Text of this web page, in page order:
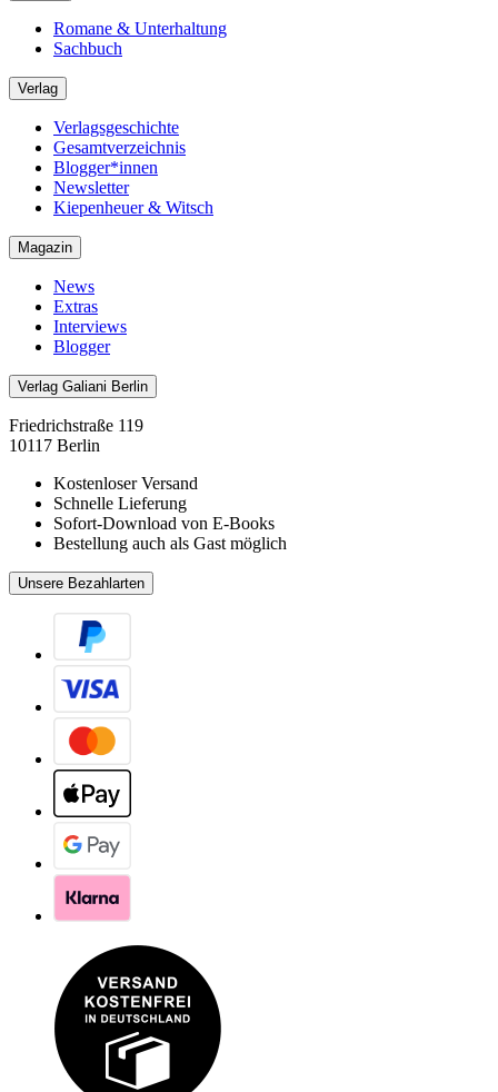
Romane & Unterhaltung
Sachbuch
Verlag
Verlagsgeschichte
Gesamtverzeichnis
Blogger*innen
Newsletter
Kiepenheuer & Witsch
Magazin
News
Extras
Interviews
Blogger
Verlag Galiani Berlin
Friedrichstraße 119
10117 Berlin
Kostenloser Versand
Schnelle Lieferung
Sofort-Download von E-Books
Bestellung auch als Gast möglich
Unsere Bezahlarten